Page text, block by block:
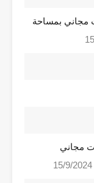
مجاني بمساحة
مجاني